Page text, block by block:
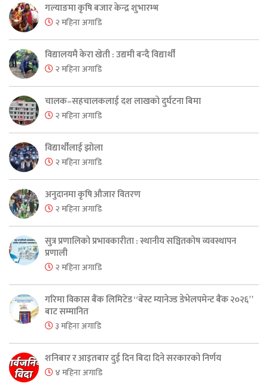
गल्याङमा कृषि बजार केन्द्र शुभारम्भ
२ महिना अगाडि
विद्यालयमै केरा खेती : उद्यमी बन्दै विद्यार्थी
२ महिना अगाडि
चालक–सहचालकलाई दश लाखको दुर्घटना बिमा
२ महिना अगाडि
विद्यार्थीलाई झोला
२ महिना अगाडि
अनुदानमा कृषि औजार वितरण
२ महिना अगाडि
सुत्र प्रणालिको प्रभावकारीता : स्थानीय सञ्चितकोष व्यवस्थापन
प्रणाली
२ महिना अगाडि
गरिमा विकास बैंक लिमिटेड “बेस्ट म्यानेज्ड डेभेलपमेन्ट बैंक २०२६”
बाट सम्मानित
३ महिना अगाडि
शनिबार र आइतबार दुई दिन बिदा दिने सरकारको निर्णय
४ महिना अगाडि